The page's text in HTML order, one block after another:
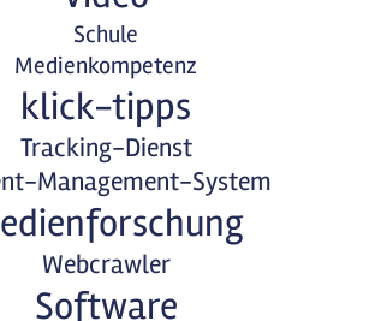
Schule
Medienkompetenz
klick-tipps
Tracking-Dienst
Management-System
Webcrawler
Software